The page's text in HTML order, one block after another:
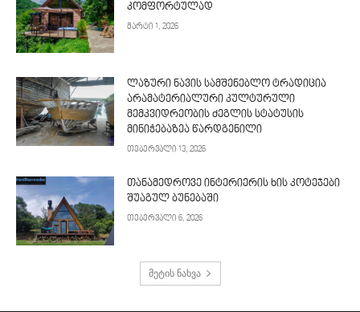
კომფორტულად
მარტი 1, 2026
ლაზური ნავის სამშენებლო ტრადიცია
არამატერიალური კულტურული
მემკვიდრეობის ძეგლის სტატუსის
მინიჭებაზეა წარდგენილი
თებერვალი 13, 2026
თანამედროვე ინტერიერის ხის კოტეჯები
შუაგულ ბუნებაში
თებერვალი 6, 2026
მეტის ნახვა